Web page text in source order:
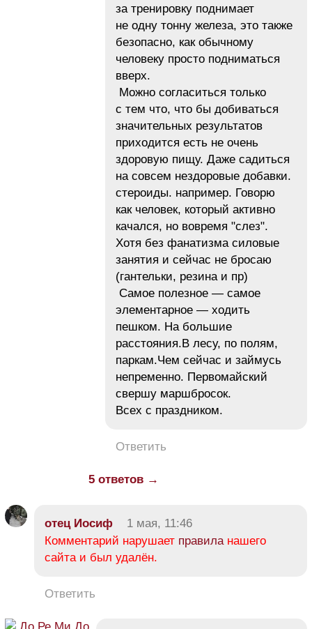
за тренировку поднимает
не одну тонну железа, это также
безопасно, как обычному
человеку просто подниматься
вверх.
Можно согласиться только
с тем что, что бы добиваться
значительных результатов
приходится есть не очень
здоровую пищу. Даже садиться
на совсем нездоровые добавки.
стероиды. например. Говорю
как человек, который активно
качался, но вовремя "слез".
Хотя без фанатизма силовые
занятия и сейчас не бросаю
(гантельки, резина и пр)
Самое полезное — самое
элементарное — ходить
пешком. На большие
расстояния.В лесу, по полям,
паркам.Чем сейчас и займусь
непременно. Первомайский
свершу маршбросок.
Всех с праздником.
Ответить
5 ответов →
отец Иосиф
1 мая, 11:46
Комментарий нарушает правиланашего
сайта и был удалён.
Ответить